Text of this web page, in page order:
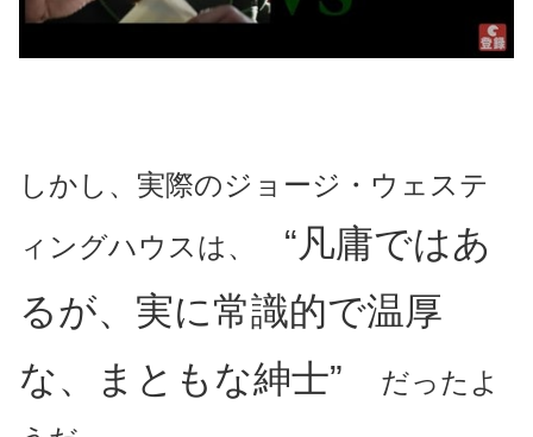
しかし、実際のジョージ・ウェステ
ィングハウスは、 “凡庸ではあ
るが、実に常識的で温厚
な、まともな紳士”
だったよ